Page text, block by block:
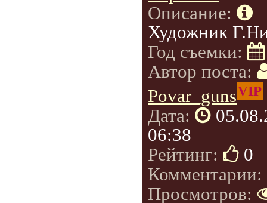
Описание:
Художник
Год съемки:
Автор поста:
Povar_gunsVIP
Дата:
06:38
Рейтинг:
0
Комментарии:
Просмотров: